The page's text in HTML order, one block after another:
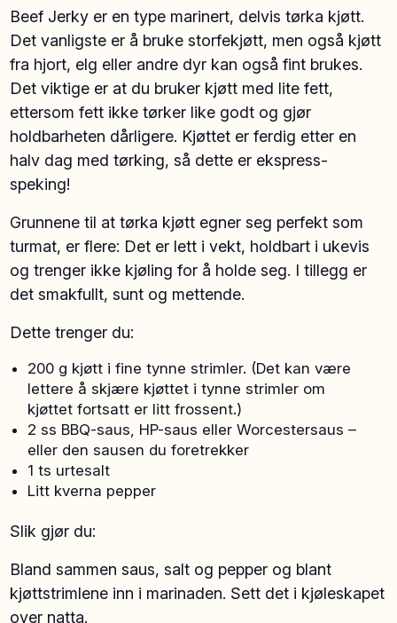
Beef Jerky er en type marinert, delvis tørka kjøtt.
Det vanligste er å bruke storfekjøtt, men også kjøtt
fra hjort, elg eller andre dyr kan også fint brukes.
Det viktige er at du bruker kjøtt med lite fett,
ettersom fett ikke tørker like godt og gjør
holdbarheten dårligere. Kjøttet er ferdig etter en
halv dag med tørking, så dette er ekspress-
speking!
Grunnene til at tørka kjøtt egner seg perfekt som
turmat, er flere: Det er lett i vekt, holdbart i ukevis
og trenger ikke kjøling for å holde seg. I tillegg er
det smakfullt, sunt og mettende.
Dette trenger du:
200 g kjøtt i fine tynne strimler. (Det kan være
lettere å skjære kjøttet i tynne strimler om
kjøttet fortsatt er litt frossent.)
2 ss BBQ-saus, HP-saus eller Worcestersaus –
eller den sausen du foretrekker
1 ts urtesalt
Litt kverna pepper
Slik gjør du:
Bland sammen saus, salt og pepper og blant
kjøttstrimlene inn i marinaden. Sett det i kjøleskapet
over natta.